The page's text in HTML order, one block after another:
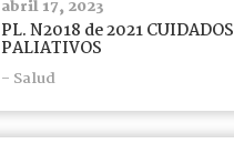
abril 17, 2023
PL. N2018 de 2021 CUIDADOS
PALIATIVOS
- Salud